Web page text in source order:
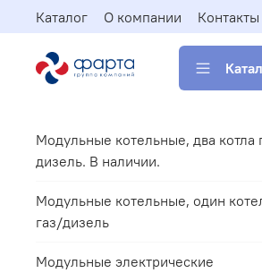
Каталог О компании Контакты
Модульные котельные, два котла
дизель. В наличии.
Модульные котельные, один
газ/дизель
Модульные электрические